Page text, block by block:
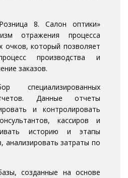
8. Салон оптики»
отражения процесса
очков, который позволяет
производства и
заказов.
специализированных
Данные отчеты
и контролировать
кассиров и
историю и этапы
анализировать затраты по
созданные на основе